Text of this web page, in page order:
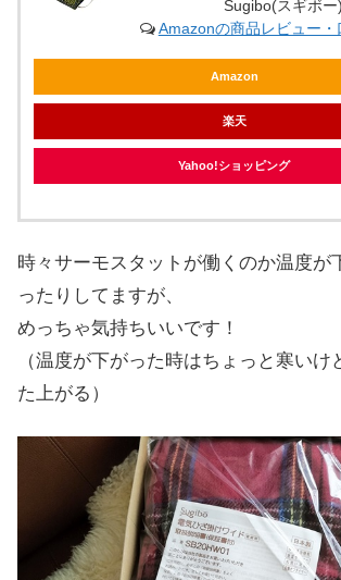
Sugibo(スギボー)
Amazonの商品レビュー・
Amazon
楽天
Yahoo!ショッピング
時々サーモスタットが働くのか温度が
ったりしてますが、
めっちゃ気持ちいいです！
（温度が下がった時はちょっと寒いけ
た上がる）